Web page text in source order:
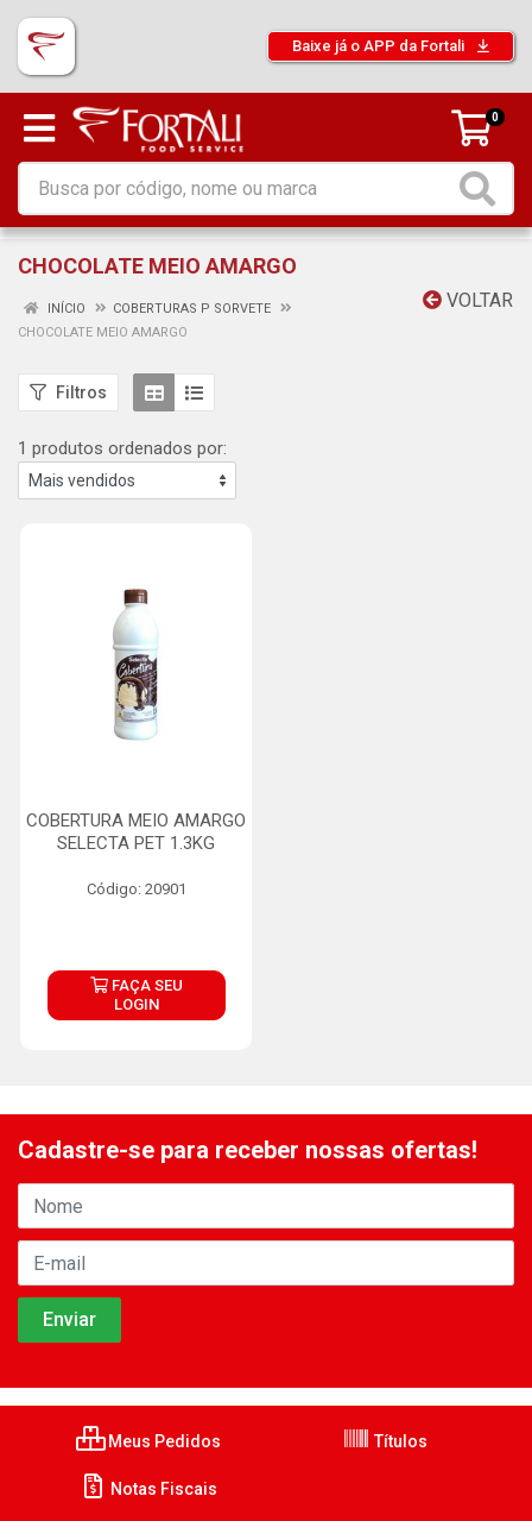
Baixe já o APP da Fortali
0
CHOCOLATE MEIO AMARGO
VOLTAR
INÍCIO
COBERTURAS P SORVETE
CHOCOLATE MEIO AMARGO
Filtros
1 produtos ordenados por:
COBERTURA MEIO AMARGO
SELECTA PET 1.3KG
Código: 20901
FAÇA SEU
LOGIN
Cadastre-se para receber nossas ofertas!
Meus Pedidos Títulos
Notas Fiscais